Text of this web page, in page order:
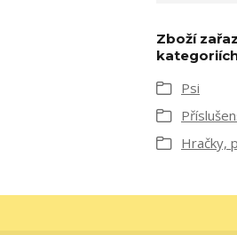
Zboží
Psi
Hračky,